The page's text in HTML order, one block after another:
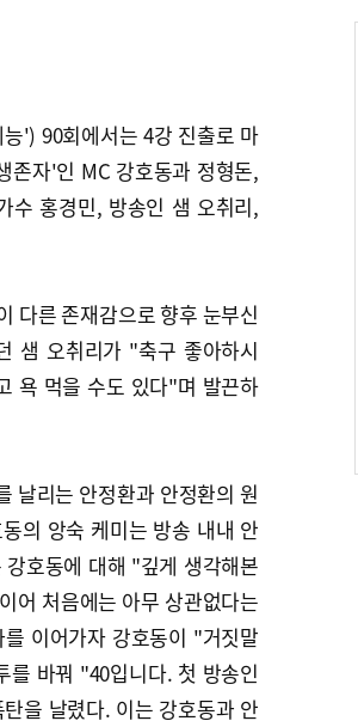
') 90회에서는 4강 진출로 마
존자'인 MC 강호동과 정형돈,
수 홍경민, 방송인 샘 오취리,
다른 존재감으로 향후 눈부신
샘 오취리가 "축구 좋아하시
욕 먹을 수도 있다"며 발끈하
날리는 안정환과 안정환의 원
의 앙숙 케미는 방송 내내 안
호동에 대해 "깊게 생각해본
어 처음에는 아무 상관없다는
이어가자 강호동이 "거짓말
를 바꿔 "40입니다. 첫 방송인
을 날렸다. 이는 강호동과 안